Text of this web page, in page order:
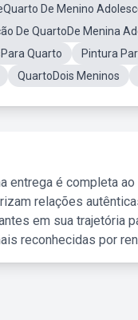
De Menino
De QuartoDe Menina
Quarto Pintura
QuartoDois Meninos
entrega é completa
relações
em sua trajetória
reconhecidas por